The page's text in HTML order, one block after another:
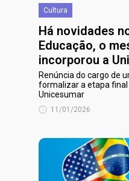
Cultura
Há novidades
Educação, o
incorporou a
Renúncia do cargo de
formalizar a etapa final
Unicesumar
11/01/2026